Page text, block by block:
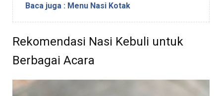
Baca juga : Menu Nasi Kotak
Rekomendasi Nasi Kebuli untuk
Berbagai Acara